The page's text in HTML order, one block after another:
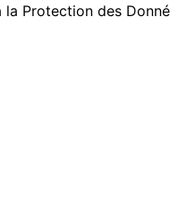
Protection des